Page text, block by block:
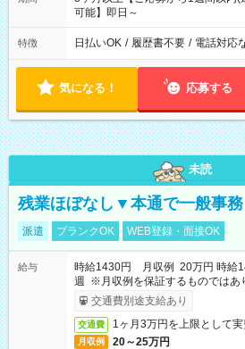
可能】即日～
特徴 日払いOK / 履歴書不要 / 電話対応
気になる！ 応募する
未読
残業ほぼなし▼本通で一般事務
派遣 ブランクOK WEB登録・面接OK
給与
時給1430円 月収例 20万円 時給
週 ※月収例を保証するものではあ
ービス利用可（利用条件有）
交通費別途支給あり
交通費 1ヶ月3万円を上限として
月収例 20～25万円